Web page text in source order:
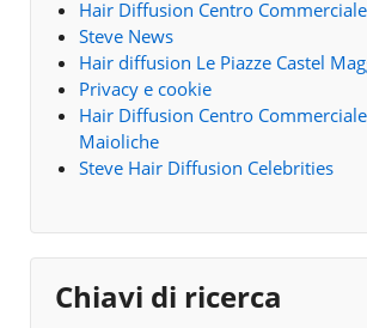
Hair Diffusion Centro
Steve News
Hair diffusion Le Piazze Castel
Privacy e cookie
Hair Diffusion Centro
Maioliche
Steve Hair Diffusion Celebrities
Chiavi di ricerca